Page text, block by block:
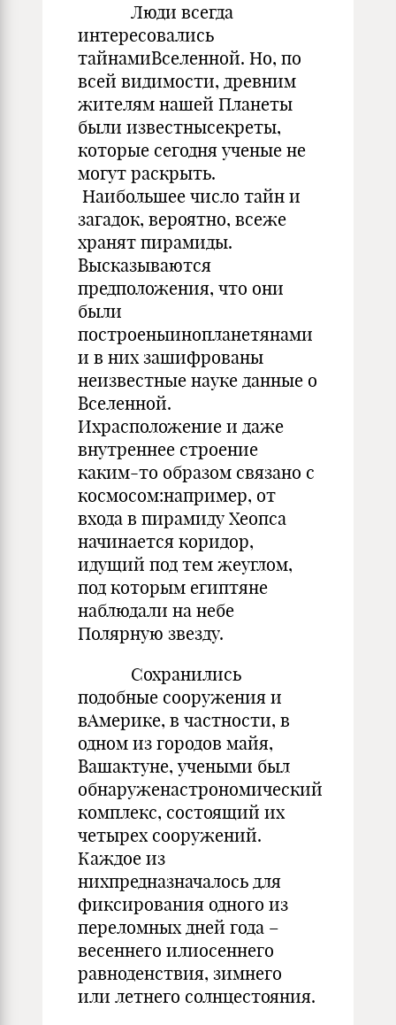
Люди всегда
интересовались
тайнамиВселенной. Но, по
всей видимости, древним
жителям нашей Планеты
были известнысекреты,
которые сегодня ученые не
могут раскрыть.
Наибольшее число тайн и
загадок, вероятно, всеже
хранят пирамиды.
Высказываются
предположения, что они
были
построеныинопланетянами
и в них зашифрованы
неизвестные науке данные о
Вселенной.
Ихрасположение и даже
внутреннее строение
каким-то образом связано с
космосом:например, от
входа в пирамиду Хеопса
начинается коридор,
идущий под тем жеуглом,
под которым египтяне
наблюдали на небе
Полярную звезду.
Сохранились
подобные сооружения и
вАмерике, в частности, в
одном из городов майя,
Вашактуне, учеными был
обнаруженастрономический
комплекс, состоящий их
четырех сооружений.
Каждое из
нихпредназначалось для
фиксирования одного из
переломных дней года –
весеннего илиосеннего
равноденствия, зимнего
или летнего солнцестояния.